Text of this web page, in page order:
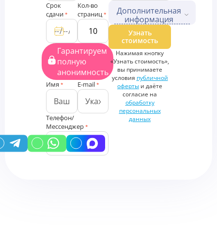
Срок
сдачи *
Кол-во
страниц *
Гарантируем
полную
анонимность
Имя * E-mail *
Телефон/
Мессенджер *
Дополнительная
информация
Дополнительные файлы
Загрузить
файлы
Дополнительная
информация
Узнать
стоимость
Нажимая кнопку
«Узнать стоимость»,
вы принимаете
условия публичной
оферты и даёте
согласие на
обработку
персональных
данных